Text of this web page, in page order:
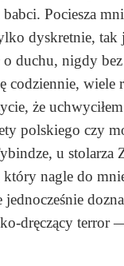
Pociesza
dyskretnie, tak
o duchu, nigdy
wiele
że
polskiego czy
u stolarza
nagle do
dręczący terror